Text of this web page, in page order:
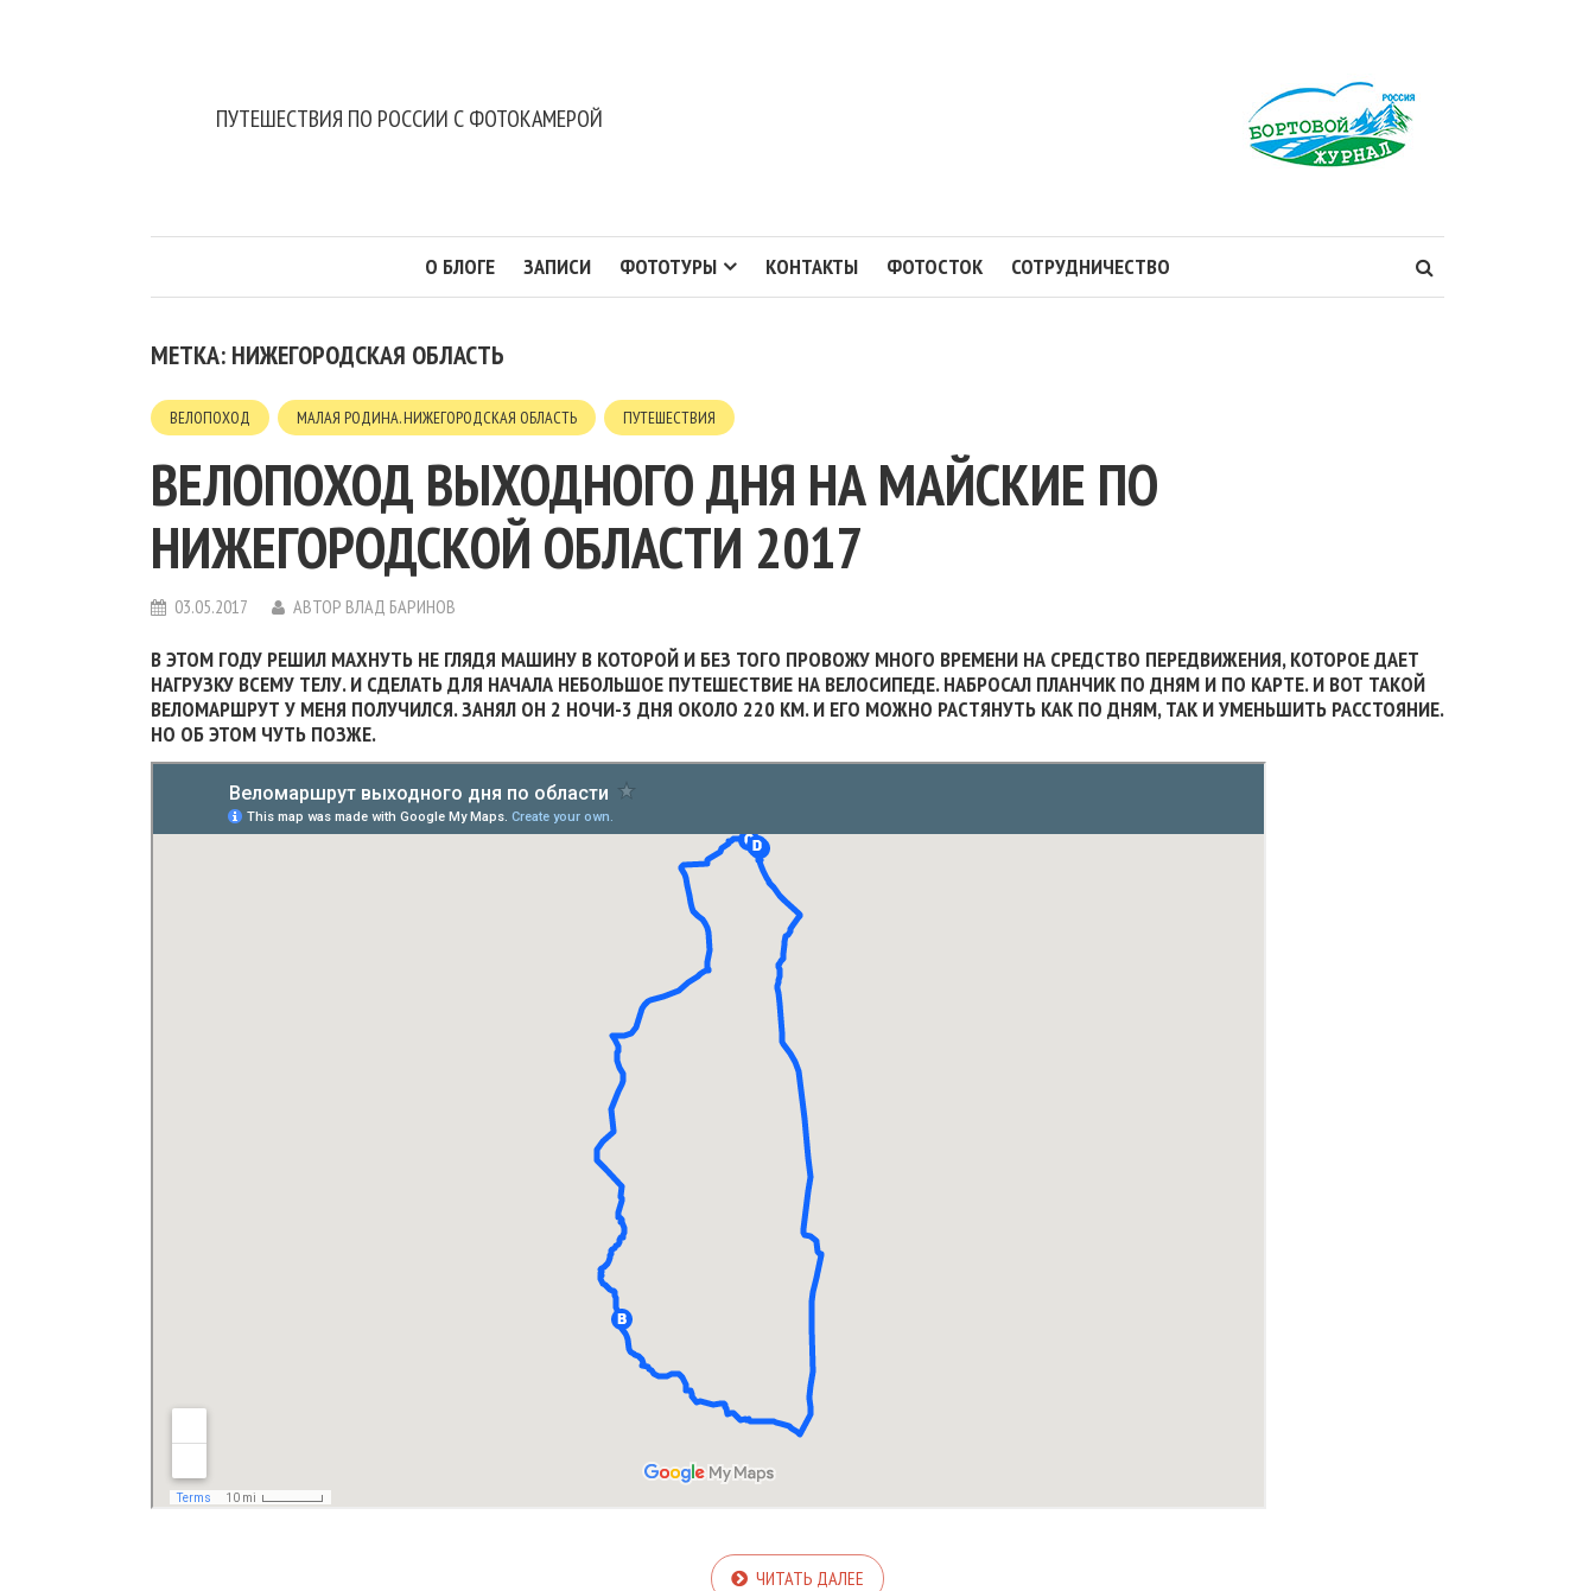
ПУТЕШЕСТВИЯ ПО РОССИИ С ФОТОКАМЕРОЙ
О БЛОГЕ ЗАПИСИ ФОТОТУРЫ КОНТАКТЫ ФОТОСТОК СОТРУДНИЧЕСТВО
МЕТКА: НИЖЕГОРОДСКАЯ ОБЛАСТЬ
ВЕЛОПОХОД МАЛАЯ РОДИНА. НИЖЕГОРОДСКАЯ ОБЛАСТЬ ПУТЕШЕСТВИЯ
ВЕЛОПОХОД ВЫХОДНОГО ДНЯ НА МАЙСКИЕ ПО
НИЖЕГОРОДСКОЙ ОБЛАСТИ 2017
03.05.2017 АВТОР ВЛАД БАРИНОВ
В ЭТОМ ГОДУ РЕШИЛ МАХНУТЬ НЕ ГЛЯДЯ МАШИНУ В КОТОРОЙ И БЕЗ ТОГО ПРОВОЖУ МНОГО ВРЕМЕНИ НА СРЕДСТВО ПЕРЕДВИЖЕНИЯ, КОТОРОЕ ДАЕТ
НАГРУЗКУ ВСЕМУ ТЕЛУ. И СДЕЛАТЬ ДЛЯ НАЧАЛА НЕБОЛЬШОЕ ПУТЕШЕСТВИЕ НА ВЕЛОСИПЕДЕ. НАБРОСАЛ ПЛАНЧИК ПО ДНЯМ И ПО КАРТЕ. И ВОТ ТАКОЙ
ВЕЛОМАРШРУТ У МЕНЯ ПОЛУЧИЛСЯ. ЗАНЯЛ ОН 2 НОЧИ-3 ДНЯ ОКОЛО 220 КМ. И ЕГО МОЖНО РАСТЯНУТЬ КАК ПО ДНЯМ, ТАК И УМЕНЬШИТЬ РАССТОЯНИЕ.
НО ОБ ЭТОМ ЧУТЬ ПОЗЖЕ.
ЧИТАТЬ ДАЛЕЕ